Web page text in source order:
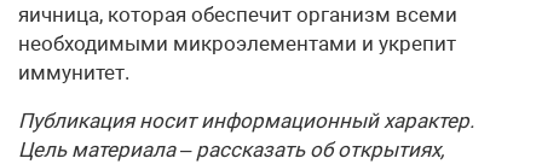
яичница, которая обеспечит организм всеми
необходимыми микроэлементами и укрепит
иммунитет.
Публикация носит информационный характер.
Цель материала – рассказать об открытиях,